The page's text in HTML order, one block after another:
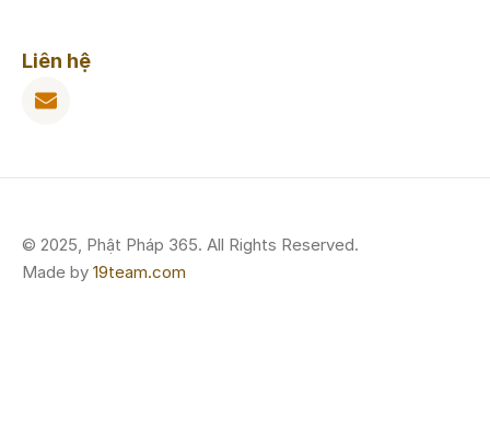
Liên hệ
© 2025, Phật Pháp 365. All Rights Reserved.
Made by 19team.com